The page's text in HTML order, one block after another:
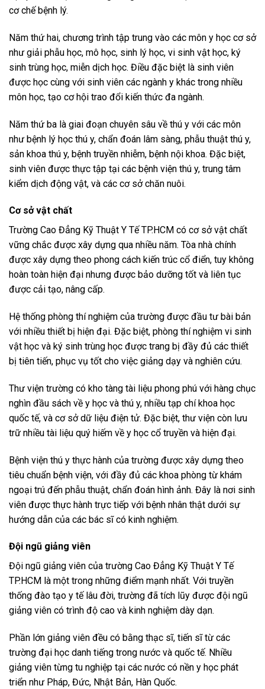
cơ chế bệnh lý.
Năm thứ hai, chương trình tập trung vào các môn y học cơ sở
như giải phẫu học, mô học, sinh lý học, vi sinh vật học, ký
sinh trùng học, miễn dịch học. Điều đặc biệt là sinh viên
được học cùng với sinh viên các ngành y khác trong nhiều
môn học, tạo cơ hội trao đổi kiến thức đa ngành.
Năm thứ ba là giai đoạn chuyên sâu về thú y với các môn
như bệnh lý học thú y, chẩn đoán lâm sàng, phẫu thuật thú y,
sản khoa thú y, bệnh truyền nhiễm, bệnh nội khoa. Đặc biệt,
sinh viên được thực tập tại các bệnh viện thú y, trung tâm
kiểm dịch động vật, và các cơ sở chăn nuôi.
Cơ sở vật chất
Trường Cao Đẳng Kỹ Thuật Y Tế TP.HCM có cơ sở vật chất
vững chắc được xây dựng qua nhiều năm. Tòa nhà chính
được xây dựng theo phong cách kiến trúc cổ điển, tuy không
hoàn toàn hiện đại nhưng được bảo dưỡng tốt và liên tục
được cải tạo, nâng cấp.
Hệ thống phòng thí nghiệm của trường được đầu tư bài bản
với nhiều thiết bị hiện đại. Đặc biệt, phòng thí nghiệm vi sinh
vật học và ký sinh trùng học được trang bị đầy đủ các thiết
bị tiên tiến, phục vụ tốt cho việc giảng dạy và nghiên cứu.
Thư viện trường có kho tàng tài liệu phong phú với hàng chục
nghìn đầu sách về y học và thú y, nhiều tạp chí khoa học
quốc tế, và cơ sở dữ liệu điện tử. Đặc biệt, thư viện còn lưu
trữ nhiều tài liệu quý hiếm về y học cổ truyền và hiện đại.
Bệnh viện thú y thực hành của trường được xây dựng theo
tiêu chuẩn bệnh viện, với đầy đủ các khoa phòng từ khám
ngoại trú đến phẫu thuật, chẩn đoán hình ảnh. Đây là nơi sinh
viên được thực hành trực tiếp với bệnh nhân thật dưới sự
hướng dẫn của các bác sĩ có kinh nghiệm.
Đội ngũ giảng viên
Đội ngũ giảng viên của trường Cao Đẳng Kỹ Thuật Y Tế
TP.HCM là một trong những điểm mạnh nhất. Với truyền
thống đào tạo y tế lâu đời, trường đã tích lũy được đội ngũ
giảng viên có trình độ cao và kinh nghiệm dày dạn.
Phần lớn giảng viên đều có bằng thạc sĩ, tiến sĩ từ các
trường đại học danh tiếng trong nước và quốc tế. Nhiều
giảng viên từng tu nghiệp tại các nước có nền y học phát
triển như Pháp, Đức, Nhật Bản, Hàn Quốc.